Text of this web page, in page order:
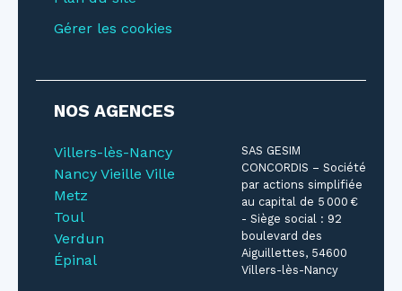
Gérer les cookies
NOS AGENCES
Villers-lès-Nancy
Nancy Vieille Ville
Metz
Toul
Verdun
Épinal
SAS GESIM
CONCORDIS – Société
par actions simplifiée
au capital de 5 000 €
- Siège social : 92
boulevard des
Aiguillettes, 54600
Villers-lès-Nancy